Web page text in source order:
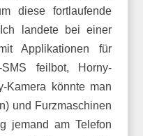
diese fortlaufende
landete bei einer
Applikationen für
feilbot, Horny-
Kamera könnte man
und Furzmaschinen
jemand am Telefon